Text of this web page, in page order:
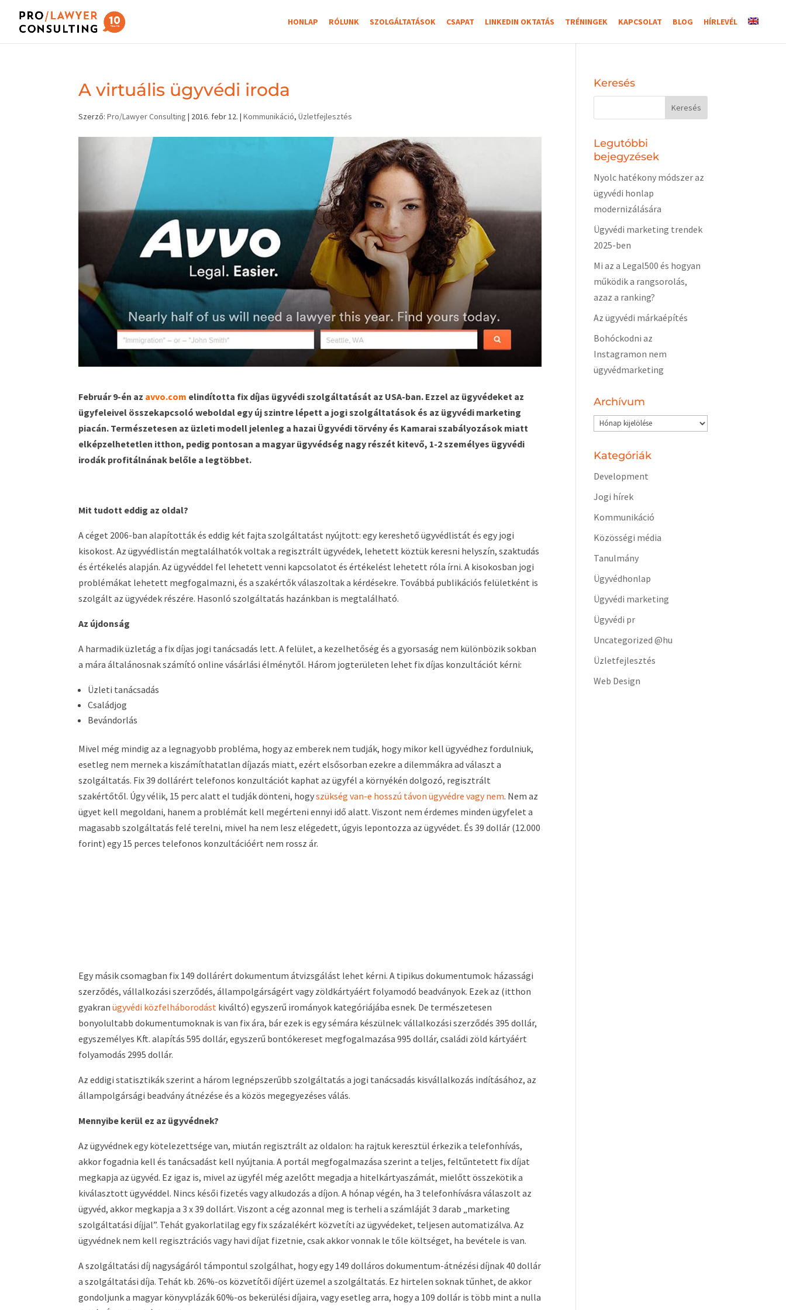
HONLAP RÓLUNK SZOLGÁLTATÁSOK CSAPAT LINKEDIN OKTATÁS TRÉNINGEK KAPCSOLAT BLOG HÍRLEVÉL
A virtuális ügyvédi iroda
Szerző:Pro/Lawyer Consulting | 2016. febr 12.|Kommunikáció,Üzletfejlesztés
Február 9-én az avvo.com elindította fix díjas ügyvédi szolgáltatását az USA-ban. Ezzel az ügyvédeket az
ügyfeleivel összekapcsoló weboldal egy új szintre lépett a jogi szolgáltatások és az ügyvédi marketing
piacán. Természetesen az üzleti modell jelenleg a hazai Ügyvédi törvény és Kamarai szabályozások miatt
elképzelhetetlen itthon, pedig pontosan a magyar ügyvédség nagy részét kitevő, 1-2 személyes ügyvédi
irodák profitálnának belőle a legtöbbet.
Mit tudott eddig az oldal?
A céget 2006-ban alapították és eddig két fajta szolgáltatást nyújtott: egy kereshető ügyvédlistát és egy jogi
kisokost. Az ügyvédlistán megtalálhatók voltak a regisztrált ügyvédek, lehetett köztük keresni helyszín, szaktudás
és értékelés alapján. Az ügyvéddel fel lehetett venni kapcsolatot és értékelést lehetett róla írni. A kisokosban jogi
problémákat lehetett megfogalmazni, és a szakértők válaszoltak a kérdésekre. Továbbá publikációs felületként is
szolgált az ügyvédek részére. Hasonló szolgáltatás hazánkban is megtalálható.
Az újdonság
A harmadik üzletág a fix díjas jogi tanácsadás lett. A felület, a kezelhetőség és a gyorsaság nem különbözik sokban
a mára általánosnak számító online vásárlási élménytől. Három jogterületen lehet fix díjas konzultációt kérni:
Üzleti tanácsadás
Családjog
Bevándorlás
Mivel még mindig az a legnagyobb probléma, hogy az emberek nem tudják, hogy mikor kell ügyvédhez fordulniuk,
esetleg nem mernek a kiszámíthatatlan díjazás miatt, ezért elsősorban ezekre a dilemmákra ad választ a
szolgáltatás. Fix 39 dollárért telefonos konzultációt kaphat az ügyfél a környékén dolgozó, regisztrált
szakértőtől. Úgy vélik, 15 perc alatt el tudják dönteni, hogyszükség van-e hosszú távon ügyvédre vagy nem. Nem az
ügyet kell megoldani, hanem a problémát kell megérteni ennyi idő alatt. Viszont nem érdemes minden ügyfelet a
magasabb szolgáltatás felé terelni, mivel ha nem lesz elégedett, úgyis lepontozza az ügyvédet. És 39 dollár (12.000
forint) egy 15 perces telefonos konzultációért nem rossz ár.
Egy másik csomagban fix 149 dollárért dokumentum átvizsgálást lehet kérni. A tipikus dokumentumok: házassági
szerződés, vállalkozási szerződés, állampolgárságért vagy zöldkártyáért folyamodó beadványok. Ezek az (itthon
gyakranügyvédi közfelháborodást kiváltó) egyszerű irományok kategóriájába esnek. De természetesen
bonyolultabb dokumentumoknak is van fix ára, bár ezek is egy sémára készülnek: vállalkozási szerződés 395 dollár,
egyszemélyes Kft. alapítás 595 dollár, egyszerű bontókereset megfogalmazása 995 dollár, családi zöld kártyáért
folyamodás 2995 dollár.
Az eddigi statisztikák szerint a három legnépszerűbb szolgáltatás a jogi tanácsadás kisvállalkozás indításához, az
állampolgársági beadvány átnézése és a közös megegyezéses válás.
Mennyibe kerül ez az ügyvédnek?
Az ügyvédnek egy kötelezettsége van, miután regisztrált az oldalon: ha rajtuk keresztül érkezik a telefonhívás,
akkor fogadnia kell és tanácsadást kell nyújtania. A portál megfogalmazása szerint a teljes, feltűntetett fix díjat
megkapja az ügyvéd. Ez igaz is, mivel az ügyfél még azelőtt megadja a hitelkártyaszámát, mielőtt összekötik a
kiválasztott ügyvéddel. Nincs késői fizetés vagy alkudozás a díjon. A hónap végén, ha 3 telefonhívásra válaszolt az
ügyvéd, akkor megkapja a 3 x 39 dollárt. Viszont a cég azonnal meg is terheli a számláját 3 darab „marketing
szolgáltatási díjjal”. Tehát gyakorlatilag egy fix százalékért közvetíti az ügyvédeket, teljesen automatizálva. Az
ügyvédnek nem kell regisztrációs vagy havi díjat fizetnie, csak akkor vonnak le tőle költséget, ha bevétele is van.
A szolgáltatási díj nagyságáról támpontul szolgálhat, hogy egy 149 dolláros dokumentum-átnézési díjnak 40 dollár
a szolgáltatási díja. Tehát kb. 26%-os közvetítői díjért üzemel a szolgáltatás. Ez hirtelen soknak tűnhet, de akkor
gondoljunk a magyar könyvplázák 60%-os bekerülési díjaira, vagy esetleg arra, hogy a 109 dollár is több mint a nulla
Keresés
Legutóbbi
bejegyzések
Nyolc hatékony módszer az
ügyvédi honlap
modernizálására
Ügyvédi marketing trendek
2025-ben
Mi az a Legal500 és hogyan
működik a rangsorolás,
azaz a ranking?
Az ügyvédi márkaépítés
Bohóckodni az
Instagramon nem
ügyvédmarketing
Archívum
Archívum
Kategóriák
Development
Jogi hírek
Kommunikáció
Közösségi média
Tanulmány
Ügyvédhonlap
Ügyvédi marketing
Ügyvédi pr
Uncategorized @hu
Üzletfejlesztés
Web Design